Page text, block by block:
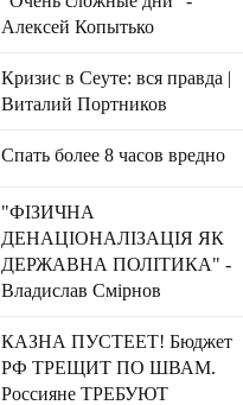
Алексей Копытько
Кризис в Сеуте: вся правда |
Виталий Портников
Спать более 8 часов вредно
"ФІЗИЧНА
ДЕНАЦІОНАЛІЗАЦІЯ ЯК
ДЕРЖАВНА ПОЛІТИКА" -
Владислав Смірнов
КАЗНА ПУСТЕЕТ! Бюджет
РФ ТРЕЩИТ ПО ШВАМ.
Россияне ТРЕБУЮТ